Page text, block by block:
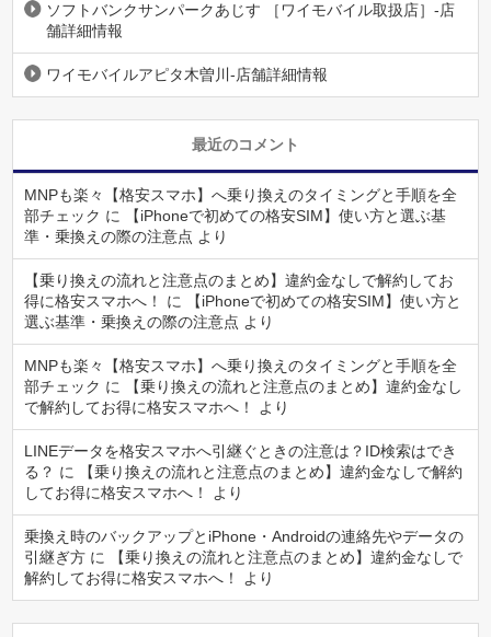
ソフトバンクサンパークあじす ［ワイモバイル取扱店］-店
舗詳細情報
ワイモバイルアピタ木曽川-店舗詳細情報
最近のコメント
MNPも楽々【格安スマホ】へ乗り換えのタイミングと手順を全
部チェック に
【iPhoneで初めての格安SIM】使い方と選ぶ基
準・乗換えの際の注意点 より
【乗り換えの流れと注意点のまとめ】違約金なしで解約してお
得に格安スマホへ！
に
【iPhoneで初めての格安SIM】使い方と
選ぶ基準・乗換えの際の注意点 より
MNPも楽々【格安スマホ】へ乗り換えのタイミングと手順を全
部チェック に
【乗り換えの流れと注意点のまとめ】違約金なし
で解約してお得に格安スマホへ！
より
LINEデータを格安スマホへ引継ぐときの注意は？ID検索はでき
る？ に
【乗り換えの流れと注意点のまとめ】違約金なしで解約
してお得に格安スマホへ！
より
乗換え時のバックアップとiPhone・Androidの連絡先やデータの
引継ぎ方 に
【乗り換えの流れと注意点のまとめ】違約金なしで
解約してお得に格安スマホへ！
より